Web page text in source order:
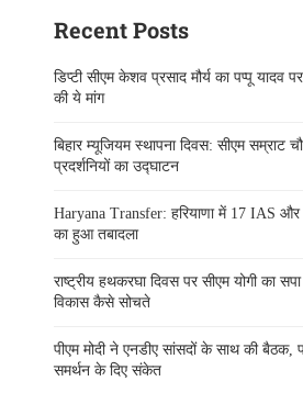
Recent Posts
डिप्टी सीएम केशव प्रसाद मौर्य का पप्पू यादव
की ये मांग
बिहार म्यूजियम स्थापना दिवस: सीएम सम्राट
प्रदर्शनियों का उद्घाटन
Haryana Transfer: हरियाणा में 17 IAS और
का हुआ तबादला
राष्ट्रीय हथकरघा दिवस पर सीएम योगी का
विकास कैसे सोचते
पीएम मोदी ने एनडीए सांसदों के साथ की बैठक,
समर्थन के दिए संकेत